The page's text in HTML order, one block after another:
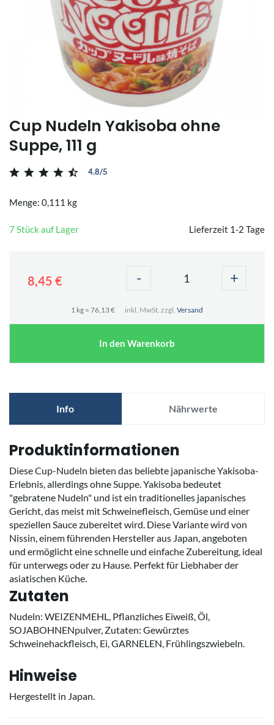
Cup Nudeln Yakisoba ohne
Suppe, 111 g
4.8/5
Menge: 0,111 kg
7 Stück auf Lager Lieferzeit 1-2 Tage
8,45 € - +
1 kg = 76,13 € inkl. MwSt. zzgl. Versand
In den Warenkorb
Info Nährwerte
Produktinformationen
Diese Cup-Nudeln bieten das beliebte japanische Yakisoba-
Erlebnis, allerdings ohne Suppe. Yakisoba bedeutet
"gebratene Nudeln" und ist ein traditionelles japanisches
Gericht, das meist mit Schweinefleisch, Gemüse und einer
speziellen Sauce zubereitet wird. Diese Variante wird von
Nissin, einem führenden Hersteller aus Japan, angeboten
und ermöglicht eine schnelle und einfache Zubereitung, ideal
für unterwegs oder zu Hause. Perfekt für Liebhaber der
asiatischen Küche.
Zutaten
Nudeln: WEIZENMEHL, Pflanzliches Eiweiß, Öl,
SOJABOHNENpulver, Zutaten: Gewürztes
Schweinehackfleisch, Ei, GARNELEN, Frühlingszwiebeln.
Hinweise
Hergestellt in Japan.